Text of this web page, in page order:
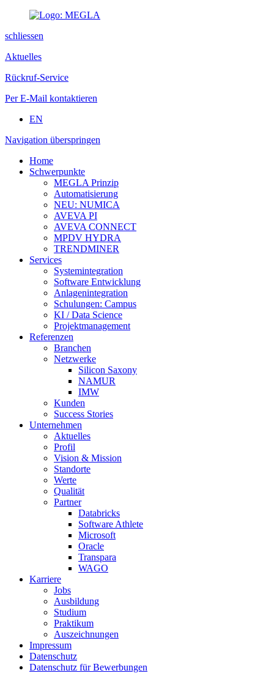
schliessen
Aktuelles
Rückruf-Service
Per E-Mail kontaktieren
EN
Navigation überspringen
Home
Schwerpunkte
MEGLA Prinzip
Automatisierung
NEU: NUMICA
AVEVA PI
AVEVA CONNECT
MPDV HYDRA
TRENDMINER
Services
Systemintegration
Software Entwicklung
Anlagenintegration
Schulungen: Campus
KI / Data Science
Projektmanagement
Referenzen
Branchen
Netzwerke
Silicon Saxony
NAMUR
IMW
Kunden
Success Stories
Unternehmen
Aktuelles
Profil
Vision & Mission
Standorte
Werte
Qualität
Partner
Databricks
Software Athlete
Microsoft
Oracle
Transpara
WAGO
Karriere
Jobs
Ausbildung
Studium
Praktikum
Auszeichnungen
Impressum
Datenschutz
Datenschutz für Bewerbungen